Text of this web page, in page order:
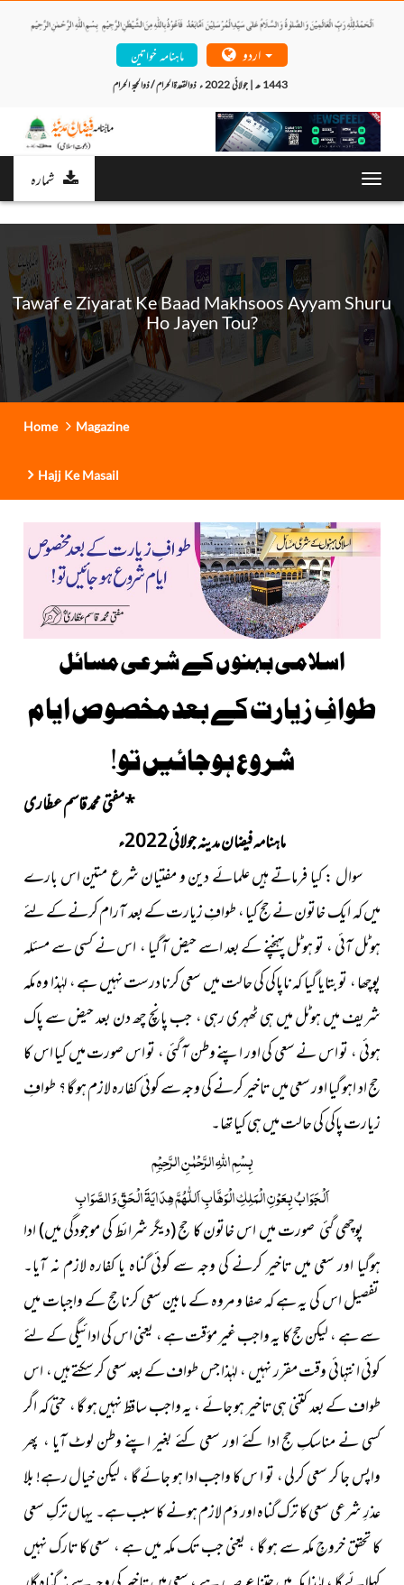
ماہنامہ خواتین
شمارہ
Tawaf e Ziyarat Ke Baad Makhsoos Ayyam Shuru
Ho Jayen Tou?
Home Magazine
Hajj Ke Masail
اسلامی بہنوں کے شرعی مسائل
طوافِ زیارت کے بعد مخصوص ایام
شروع ہوجائیں تو!
*مفتی محمد قاسم عطّاری
ماہنامہ فیضان مدینہ جولائی 2022ء
سوال :کیا فرماتے ہیں علمائے دین و مفتیان شرع متین اس بارے
میں کہ ایک خاتون نے حج کیا ، طوافِ زیارت کے بعد آرام کرنے کے لئے
ہوٹل آئی ، تو ہوٹل پہنچنے کے بعد اسے حیض آ گیا ، اس نے کسی سے مسئلہ
پوچھا ، تو بتایا گیا کہ ناپاکی کی حالت میں سعی کرنا درست نہیں ہے ، لہٰذا وہ مکہ
شریف میں ہوٹل میں ہی ٹھہری رہی ، جب پانچ چھ دن بعد حیض سے پاک
ہوئی ، تو اس نے سعی کی اور اپنے وطن آ گئی ، تو اس صورت میں کیا اس کا
حج اد اہو گیا اور سعی میں تاخیر کرنے کی وجہ سے کوئی کفارہ لازم ہو گا ؟ طوافِ
زیارت پاکی کی حالت میں ہی کیا تھا۔
بِسْمِ اللّٰہِ الرَّحْمٰنِ الرَّحِیْمِ
اَلْجَوَابُ بِعَوْنِ الْمَلِکِ الْوَھَّابِ اَللّٰھُمَّ ھِدَایَۃَ الْحَقِّ وَالصَّوَابِ
پوچھیگئی صورت میں اس خاتون کا حج(دیگر شرائط کی موجودگی میں)ادا
ہوگیا اور سعی میں تاخیر کرنے کی وجہ سے کوئی گناہ یا کفارہ لازم نہ آیا۔
تفصیل اس کی یہ ہے کہ صفا و مروہ کے مابین سعی کرناحج کے واجبات میں
سے ہے ، لیکن حج کا یہ واجب غیر مؤقت ہے ، یعنی اس کی ادائیگی کے لئے
کوئی انتہائی وقت مقرر نہیں ، لہٰذا جس طواف کے بعد سعی کر سکتے ہیں ، اس
طواف کے بعد کتنی ہی تاخیر ہو جائے ، یہ واجب ساقط نہیں ہو گا ، حتی کہ اگر
کسی نے مناسکِ حج ادا کئے اور سعی کئے بغیر اپنے وطن لوٹ آیا ، پھر
واپس جا کر سعی کرلی ، تو ا س کا واجب ادا ہو جائے گا ، لیکن خیال رہے! بلا
عذرِ شرعی سعی کا ترک گناہ اور دَم لازم ہونے کا سبب ہے۔ یہاں ترکِ سعی
کا تحقق خروجِ مکہ سے ہو گا ، یعنی جب تک مکہ میں ہے ، سعی کا تارک نہیں